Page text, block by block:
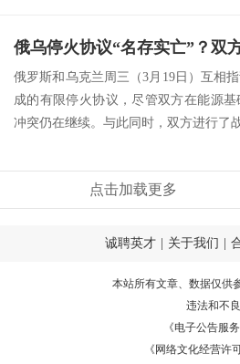
俄罗斯和乌克兰周三（3月19日）互相
成的有限停火协议，尽管双方在能源
冲突仍在继续。与此同时，双方进行了
点击加载更多
诚聘英才 关于我们
本站所有文章、数据仅供
违法和不
《电子公告服务
《网络文化经营许